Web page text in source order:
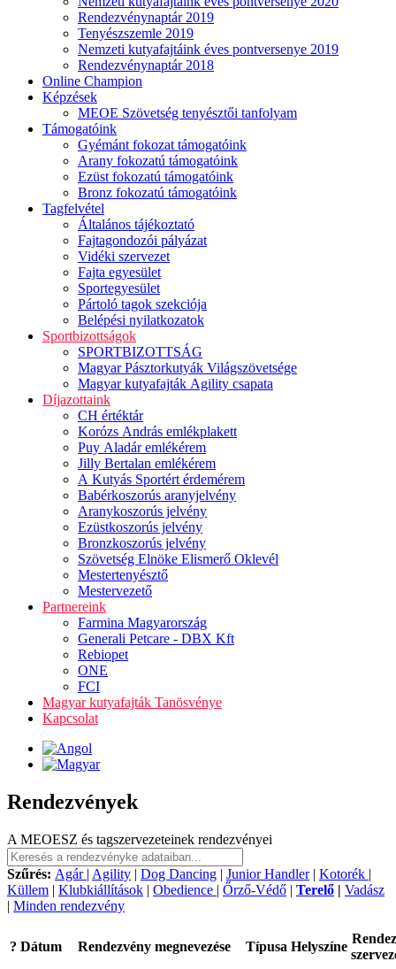
Rendezvénynaptár 2019
Tenyészszemle 2019
Nemzeti kutyafajtáink éves pontversenye 2019
Rendezvénynaptár 2018
Online Champion
Képzések
MEOE Szövetség tenyésztői tanfolyam
Támogatóink
Gyémánt fokozat támogatóink
Arany fokozatú támogatóink
Ezüst fokozatú támogatóink
Bronz fokozatú támogatóink
Tagfelvétel
Általános tájékoztató
Fajtagondozói pályázat
Vidéki szervezet
Fajta egyesület
Sportegyesület
Pártoló tagok szekciója
Belépési nyilatkozatok
Sportbizottságok
SPORTBIZOTTSÁG
Magyar Pásztorkutyák Világszövetsége
Magyar kutyafajták Agility csapata
Díjazottaink
CH értéktár
Korózs András emlékplakett
Puy Aladár emlékérem
Jilly Bertalan emlékérem
A Kutyás Sportért érdemérem
Babérkoszorús aranyjelvény
Aranykoszorús jelvény
Ezüstkoszorús jelvény
Bronzkoszorús jelvény
Szövetség Elnöke Elismerő Oklevél
Mestertenyésztő
Mestervezető
Partnereink
Farmina Magyarország
Generali Petcare - DBX Kft
Rebiopet
ONE
FCI
Magyar kutyafajták Tanösvénye
Kapcsolat
Rendezvények
A MEOESZ és tagszervezeteinek rendezvényei
Szűrés: Agár | Agility | Dog Dancing | Junior Handler| Kotorék |
Küllem | Klubkiállítások | Obedience | Őrző-Védő | Terelő | Vadász
| Minden rendezvény
? Dátum Rendezvény megnevezése Típusa Helyszíne